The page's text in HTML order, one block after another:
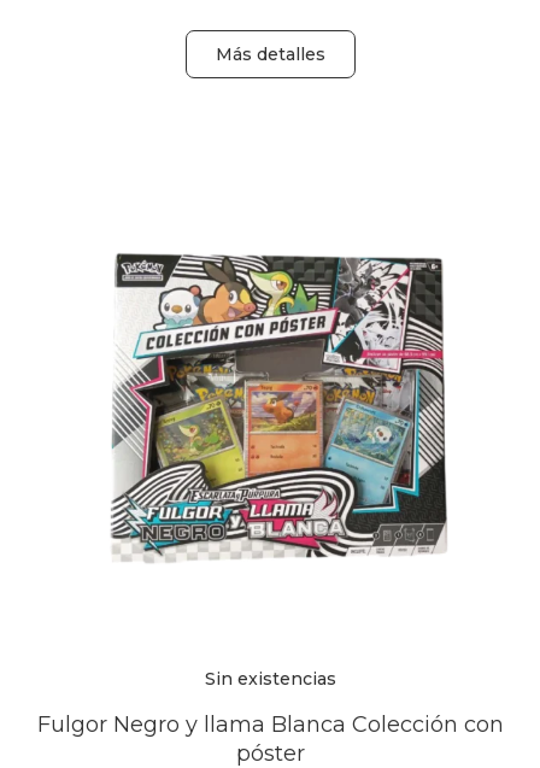
Más detalles
Sin existencias
Fulgor Negro y llama Blanca Colección con
póster